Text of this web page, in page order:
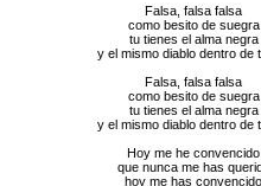
Falsa, falsa falsa
como besito de suegra
tu tienes el alma negra
y el mismo diablo dentro de
Falsa, falsa falsa
como besito de suegra
tu tienes el alma negra
y el mismo diablo dentro de
Hoy me he convencido
que nunca me has
hoy me has